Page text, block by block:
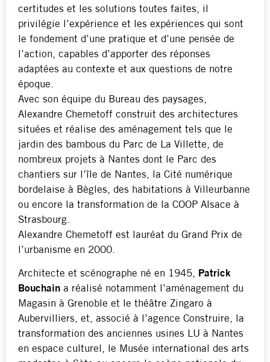
certitudes et les solutions toutes faites, il
privilégie l’expérience et les expériences qui sont
le fondement d’une pratique et d’une pensée de
l’action, capables d’apporter des réponses
adaptées au contexte et aux questions de notre
époque.
Avec son équipe du Bureau des paysages,
Alexandre Chemetoff construit des architectures
situées et réalise des aménagement tels que le
jardin des bambous du Parc de La Villette, de
nombreux projets à Nantes dont le Parc des
chantiers sur l’île de Nantes, la Cité numérique
bordelaise à Bègles, des habitations à Villeurbanne
ou encore la transformation de la COOP Alsace à
Strasbourg.
Alexandre Chemetoff est lauréat du Grand Prix de
l’urbanisme en 2000.
Architecte et scénographe né en 1945, Patrick
Bouchain a réalisé notamment l’aménagement du
Magasin à Grenoble et le théâtre Zingaro à
Aubervilliers, et, associé à l’agence Construire, la
transformation des anciennes usines LU à Nantes
en espace culturel, le Musée international des arts